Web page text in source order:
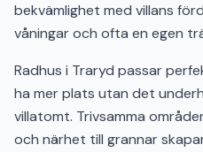
bekvämlighet med villans
våningar och ofta en egen
Radhus i Traryd passar
ha mer plats utan det
villatomt. Trivsamma
och närhet till grannar